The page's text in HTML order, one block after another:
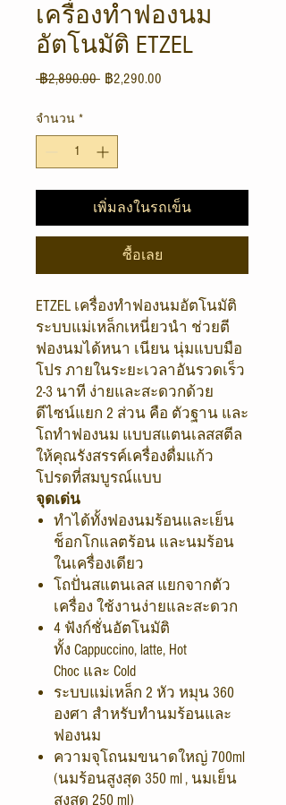
เครื่องทำฟองนม
อัตโนมัติ ETZEL
฿2,890.00 ราคา
฿2,290.00
จำนวน *
เพิ่มลงในรถเข็น
ซื้อเลย
ETZEL เครื่องทำฟองนมอัตโนมัติ
ระบบแม่เหล็กเหนี่ยวนำ ช่วยตี
ฟองนมได้หนา เนียน นุ่มแบบมือ
โปร ภายในระยะเวลาอันรวดเร็ว
2-3 นาที ง่ายและสะดวกด้วย
ดีไซน์แยก 2 ส่วน คือ ตัวฐาน และ
โถทำฟองนม แบบสแตนเลสสตีล
ให้คุณรังสรรค์เครื่องดื่มแก้ว
โปรดที่สมบูรณ์แบบ
จุดเด่น
ทำได้ทั้งฟองนมร้อนและเย็น
ช็อกโกแลตร้อน และนมร้อน
ในเครื่องเดียว
โถปั่นสแตนเลส แยกจากตัว
เครื่อง ใช้งานง่ายและสะดวก
4 ฟังก์ชั่นอัตโนมัติ
ทั้ง Cappuccino, latte, Hot
Choc และ Cold
ระบบแม่เหล็ก 2 หัว หมุน 360
องศา สำหรับทำนมร้อนและ
ฟองนม
ความจุโถนมขนาดใหญ่ 700ml
(นมร้อนสูงสุด 350 ml , นมเย็น
สูงสุด 250 ml)